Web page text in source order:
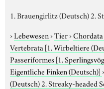
1. Brauengirlitz (Deutsch) 2.
›Lebewesen›Tier›Chordata
Vertebrata [1. Wirbeltiere
Passeriformes [1.
Eigentliche Finken (Deutsch)]›
(Deutsch) 2. Streaky-headed